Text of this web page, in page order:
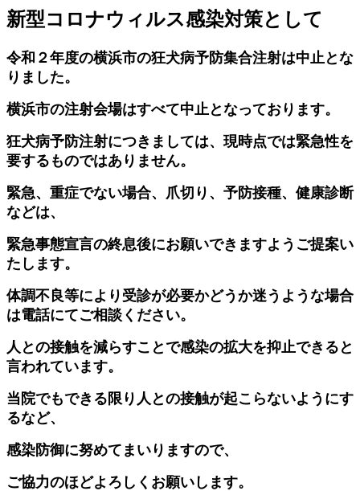
新型コロナウィルス感染対策として
令和２年度の横浜市の狂犬病予防集合注射は中止とな
りました。
横浜市の注射会場はすべて中止となっております。
狂犬病予防注射につきましては、現時点では緊急性を
要するものではありません。
緊急、重症でない場合、爪切り、予防接種、健康診断
などは、
緊急事態宣言の終息後にお願いできますようご提案い
たします。
体調不良等により受診が必要かどうか迷うような場合
は電話にてご相談ください。
人との接触を減らすことで感染の拡大を抑止できると
言われています。
当院でもできる限り人との接触が起こらないようにす
るなど、
感染防御に努めてまいりますので、
ご協力のほどよろしくお願いします。